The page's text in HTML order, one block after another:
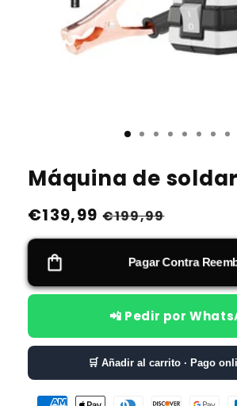
Máquina de
P
r
c
o
h
a
€139,99 P
r
c
o
d
e
€199,99
Pagar Contra
📲 Pedir por
🛒 Añadir al carrito · Pago